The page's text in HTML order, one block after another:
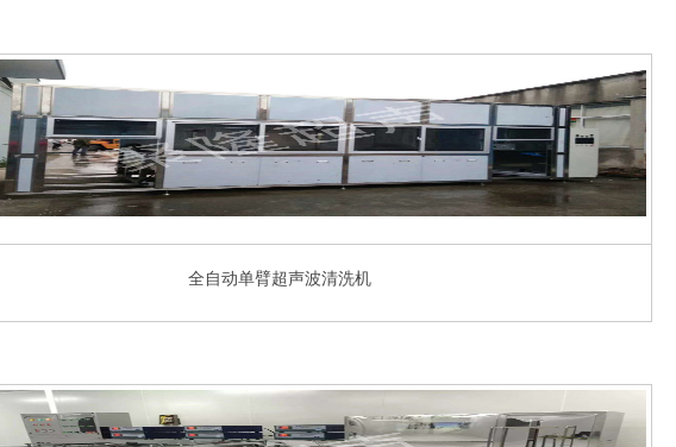
全自动单臂超声波清洗机